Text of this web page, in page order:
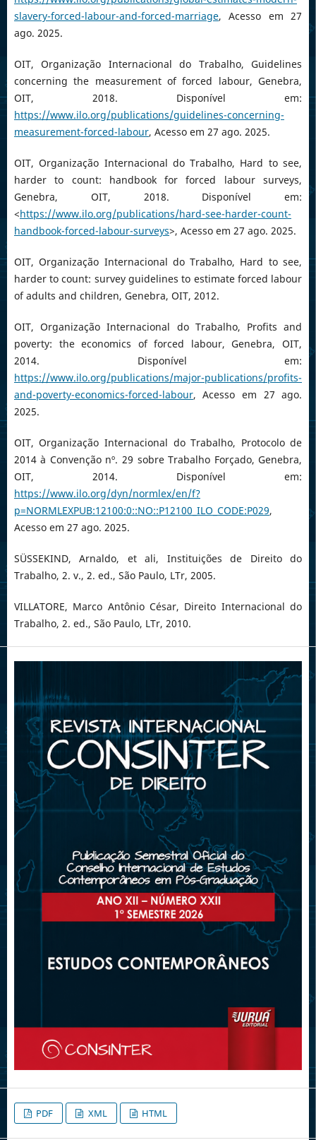
slavery-forced-labour-and-forced-marriage, Acesso em 27
ago. 2025.
OIT, Organização Internacional do Trabalho, Guidelines
concerning the measurement of forced labour, Genebra,
OIT, 2018. Disponível em:
https://www.ilo.org/publications/guidelines-concerning-
measurement-forced-labour, Acesso em 27 ago. 2025.
OIT, Organização Internacional do Trabalho, Hard to see,
harder to count: handbook for forced labour surveys,
Genebra, OIT, 2018. Disponível em:
<https://www.ilo.org/publications/hard-see-harder-count-
handbook-forced-labour-surveys>, Acesso em 27 ago. 2025.
OIT, Organização Internacional do Trabalho, Hard to see,
harder to count: survey guidelines to estimate forced labour
of adults and children, Genebra, OIT, 2012.
OIT, Organização Internacional do Trabalho, Profits and
poverty: the economics of forced labour, Genebra, OIT,
2014. Disponível em:
https://www.ilo.org/publications/major-publications/profits-
and-poverty-economics-forced-labour, Acesso em 27 ago.
2025.
OIT, Organização Internacional do Trabalho, Protocolo de
2014 à Convenção nº. 29 sobre Trabalho Forçado, Genebra,
OIT, 2014. Disponível em:
https://www.ilo.org/dyn/normlex/en/f?
p=NORMLEXPUB:12100:0::NO::P12100_ILO_CODE:P029,
Acesso em 27 ago. 2025.
SÜSSEKIND, Arnaldo, et ali, Instituições de Direito do
Trabalho, 2. v., 2. ed., São Paulo, LTr, 2005.
VILLATORE, Marco Antônio César, Direito Internacional do
Trabalho, 2. ed., São Paulo, LTr, 2010.
PDF XML HTML